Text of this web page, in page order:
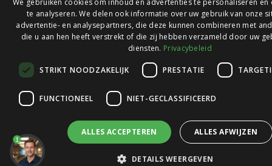
© 2026 Ledlichtdiscounter.nl
op
Webwinkelkeur
1
We gebruiken cookies om inhoud en advertenties te personaliseren en
te analyseren. We delen ook informatie over uw gebruik van onze
advertentie- en analysepartners, die deze kunnen combineren met
die u aan hen heeft verstrekt of die zij hebben verzameld door uw
diensten. Privacybeleid
STRIKT NOODZAKELIJK PRESTATIE
FUNCTIONEEL NIET-GECLASSIFICEERD
ALLES ACCEPTEREN ALLES AFWIJZEN
DETAILS WEERGEVEN